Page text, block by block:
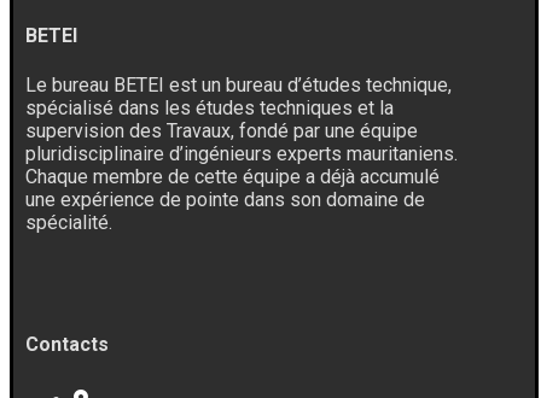
BETEI
Le bureau BETEI est un bureau d’études technique,
spécialisé dans les études techniques et la
supervision des Travaux, fondé par une équipe
pluridisciplinaire d’ingénieurs experts mauritaniens.
Chaque membre de cette équipe a déjà accumulé
une expérience de pointe dans son domaine de
spécialité.
Contacts